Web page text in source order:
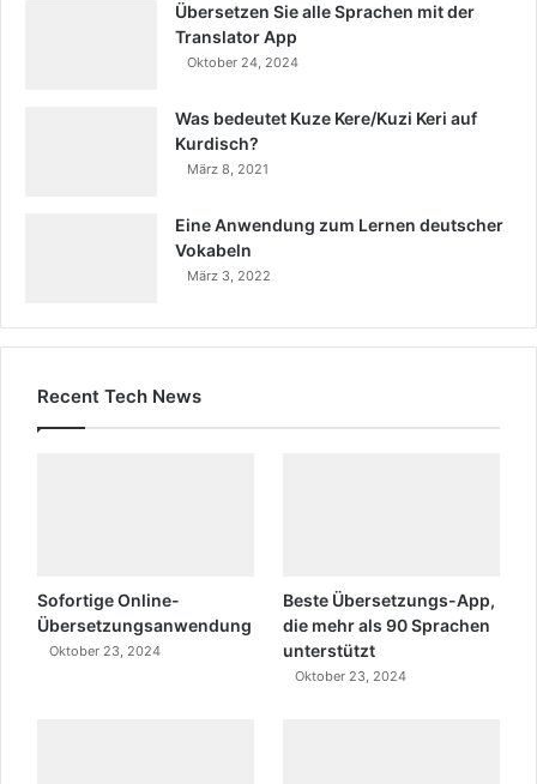
Übersetzen Sie alle Sprachen mit der
Translator App
Oktober 24, 2024
Was bedeutet Kuze Kere/Kuzi Keri auf
Kurdisch?
März 8, 2021
Eine Anwendung zum Lernen deutscher
Vokabeln
März 3, 2022
Recent Tech News
Sofortige Online-
Übersetzungsanwendung
Oktober 23, 2024
Beste Übersetzungs-App,
die mehr als 90 Sprachen
unterstützt
Oktober 23, 2024